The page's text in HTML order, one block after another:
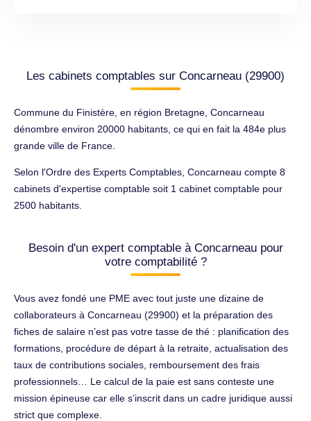
Les cabinets comptables sur Concarneau (29900)
Commune du Finistère, en région Bretagne, Concarneau
dénombre environ 20000 habitants, ce qui en fait la 484e plus
grande ville de France.
Selon l'Ordre des Experts Comptables, Concarneau compte 8
cabinets d'expertise comptable soit 1 cabinet comptable pour
2500 habitants.
Besoin d'un expert comptable à Concarneau pour
votre comptabilité ?
Vous avez fondé une PME avec tout juste une dizaine de
collaborateurs à Concarneau (29900) et la préparation des
fiches de salaire n’est pas votre tasse de thé : planification des
formations, procédure de départ à la retraite, actualisation des
taux de contributions sociales, remboursement des frais
professionnels… Le calcul de la paie est sans conteste une
mission épineuse car elle s’inscrit dans un cadre juridique aussi
strict que complexe.